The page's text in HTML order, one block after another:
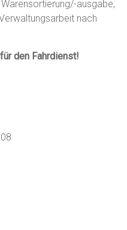
ausgabe,
nach
den Fahrdienst!